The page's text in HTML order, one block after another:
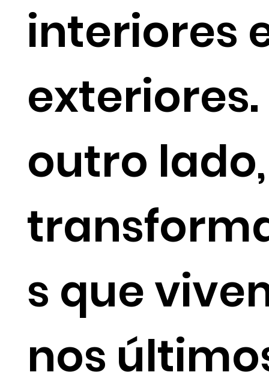
interiores
outro
s que
nos